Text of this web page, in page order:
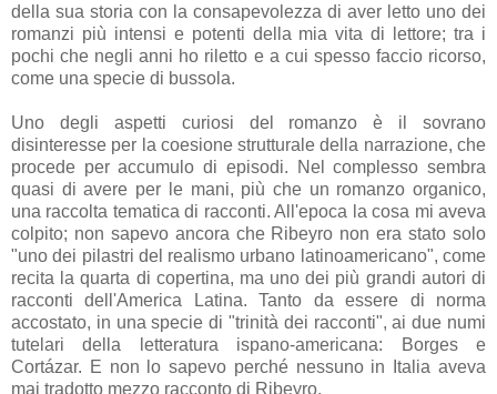
della sua storia con la consapevolezza di aver letto uno dei
romanzi più intensi e potenti della mia vita di lettore; tra i
pochi che negli anni ho riletto e a cui spesso faccio ricorso,
come una specie di bussola.
Uno degli aspetti curiosi del romanzo è il sovrano
disinteresse per la coesione strutturale della narrazione, che
procede per accumulo di episodi. Nel complesso sembra
quasi di avere per le mani, più che un romanzo organico,
una raccolta tematica di racconti. All'epoca la cosa mi aveva
colpito; non sapevo ancora che Ribeyro non era stato solo
"uno dei pilastri del realismo urbano latinoamericano", come
recita la quarta di copertina, ma uno dei più grandi autori di
racconti dell'America Latina. Tanto da essere di norma
accostato, in una specie di "trinità dei racconti", ai due numi
tutelari della letteratura ispano-americana: Borges e
Cortázar. E non lo sapevo perché nessuno in Italia aveva
mai tradotto mezzo racconto di Ribeyro.